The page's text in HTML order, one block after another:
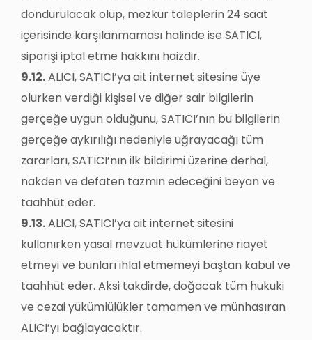
dondurulacak olup, mezkur taleplerin 24 saat
içerisinde karşılanmaması halinde ise SATICI,
siparişi iptal etme hakkını haizdir.
9.12.ALICI, SATICI’ya ait internet sitesine üye
olurken verdiği kişisel ve diğer sair bilgilerin
gerçeğe uygun olduğunu, SATICI’nın bu bilgilerin
gerçeğe aykırılığı nedeniyle uğrayacağı tüm
zararları, SATICI’nın ilk bildirimi üzerine derhal,
nakden ve defaten tazmin edeceğini beyan ve
taahhüt eder.
9.13.ALICI, SATICI’ya ait internet sitesini
kullanırken yasal mevzuat hükümlerine riayet
etmeyi ve bunları ihlal etmemeyi baştan kabul ve
taahhüt eder. Aksi takdirde, doğacak tüm hukuki
ve cezai yükümlülükler tamamen ve münhasıran
ALICI’yı bağlayacaktır.